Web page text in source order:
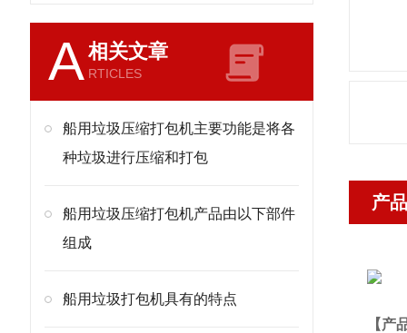
A相关文章
RTICLES
船用垃圾压缩打包机主要功能是将各
种垃圾进行压缩和打包
船用垃圾压缩打包机产品由以下部件
组成
船用垃圾打包机具有的特点
产
【产